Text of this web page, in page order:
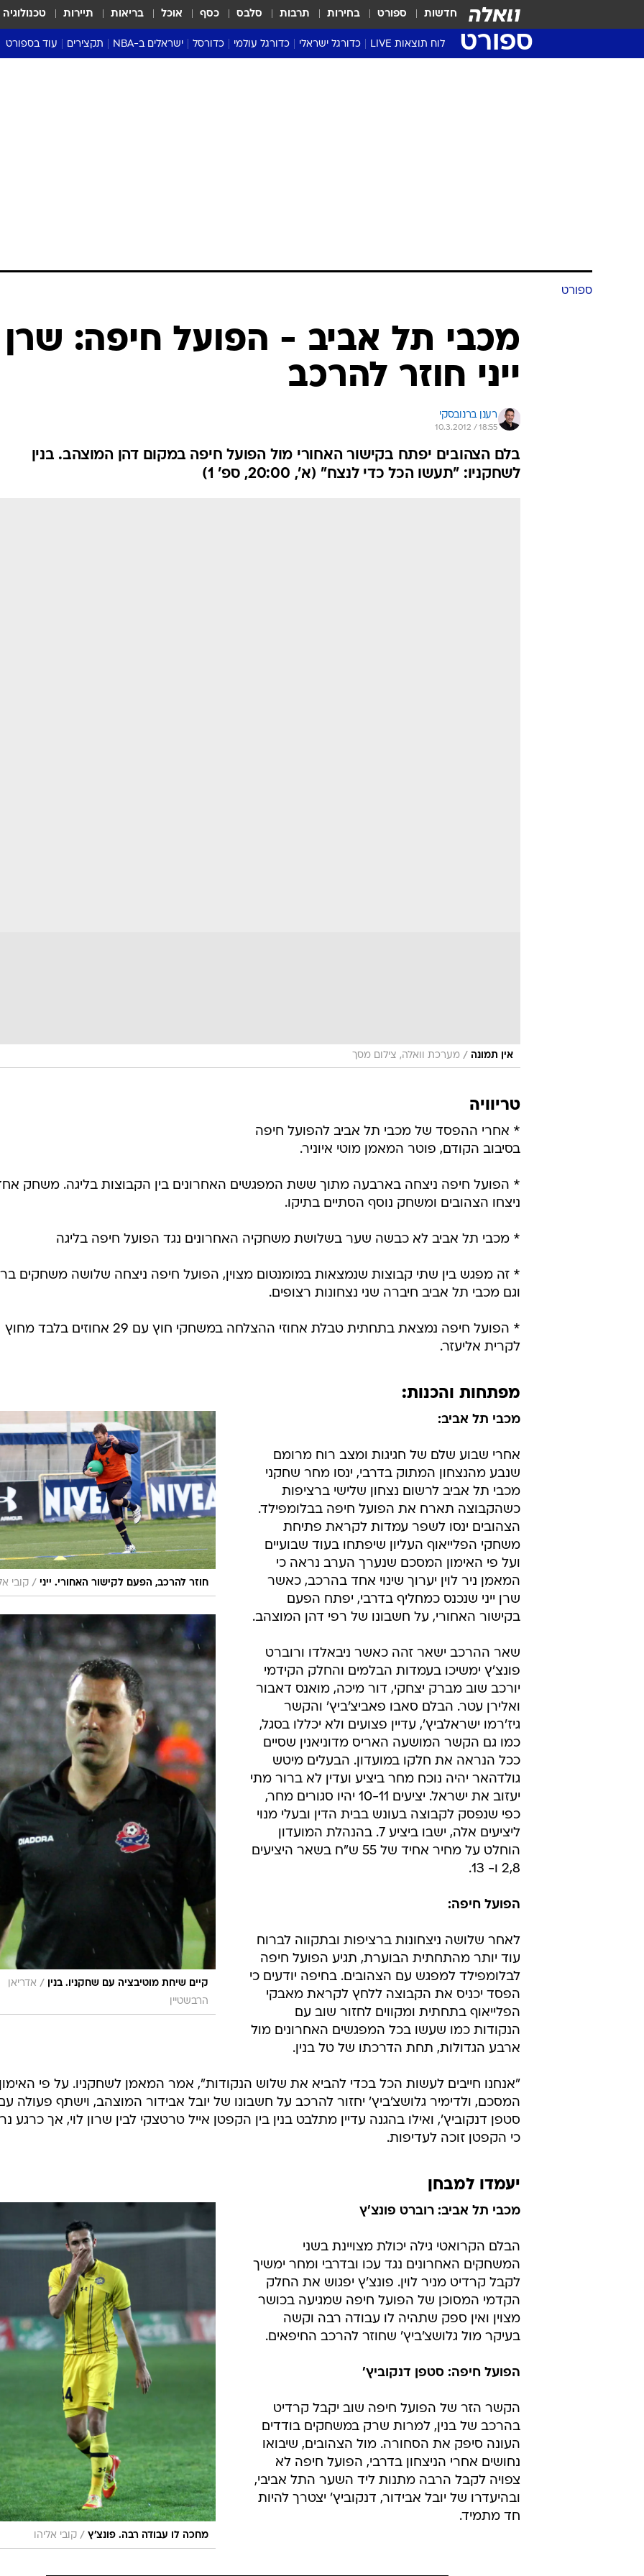
חדשות ספורט בחירות תרבות סלבס כסף אוכל בריאות תיירות טכנולוגיה
ספורט לוח תוצאות LIVE כדורגל ישראלי כדורגל עולמי כדורסל ישראלים ב-NBA תקצירים עוד בספורט
ענפים נוספים
לוח שידורים
ספורט
מכבי תל אביב - הפועל חיפה: שרן
ייני חוזר להרכב
רענן ברנובסקי
10.3.2012 / 18:55
בלם הצהובים יפתח בקישור האחורי מול הפועל חיפה במקום דהן המוצהב. בנין
לשחקניו: "תעשו הכל כדי לנצח" (א', 20:00, ספ' 1)
אין תמונה / מערכת וואלה, צילום מסך
טריוויה
* אחרי ההפסד של מכבי תל אביב להפועל חיפה
בסיבוב הקודם, פוטר המאמן מוטי איוניר.
* הפועל חיפה ניצחה בארבעה מתוך ששת המפגשים האחרונים בין הקבוצות בליגה. משחק
ניצחו הצהובים ומשחק נוסף הסתיים בתיקו.
* מכבי תל אביב לא כבשה שער בשלושת משחקיה האחרונים נגד הפועל חיפה בליגה
* זה מפגש בין שתי קבוצות שנמצאות במומנטום מצוין, הפועל חיפה ניצחה שלושה משחקים
וגם מכבי תל אביב חיברה שני נצחונות רצופים.
* הפועל חיפה נמצאת בתחתית טבלת אחוזי ההצלחה במשחקי חוץ עם 29 אחוזים בלבד מחוץ
לקרית אליעזר.
מפתחות והכנות:
חוזר להרכב, הפעם לקישור האחורי. ייני / קובי
קיים שיחת מוטיבציה עם שחקניו. בנין / אדריאן
הרבשטיין
מכבי תל אביב:
אחרי שבוע שלם של חגיגות ומצב רוח מרומם
שנבע מהנצחון המתוק בדרבי, ינסו מחר שחקני
מכבי תל אביב לרשום נצחון שלישי ברציפות
כשהקבוצה תארח את הפועל חיפה בבלומפילד.
הצהובים ינסו לשפר עמדות לקראת פתיחת
משחקי הפלייאוף העליון שיפתחו בעוד שבועיים
ועל פי האימון המסכם שנערך הערב נראה כי
המאמן ניר לוין יערוך שינוי אחד בהרכב, כאשר
שרן ייני שנכנס כמחליף בדרבי, יפתח הפעם
בקישור האחורי, על חשבונו של רפי דהן המוצהב.
שאר ההרכב ישאר זהה כאשר ניבאלדו ורוברט
פונצ'ץ ימשיכו בעמדות הבלמים והחלק הקידמי
יורכב שוב מברק יצחקי, דור מיכה, מואנס דאבור
ואלירן עטר. הבלם סאבו פאביצ'ביץ' והקשר
גיז'רמו ישראלביץ', עדיין פצועים ולא יכללו בסגל,
כמו גם הקשר המושעה האריס מדוניאנין שסיים
ככל הנראה את חלקו במועדון. הבעלים מיטש
גולדהאר יהיה נוכח מחר ביציע ועדין לא ברור מתי
יעזוב את ישראל. יציעים 10-11 יהיו סגורים מחר,
כפי שנפסק לקבוצה בעונש בבית הדין ובעלי מנוי
ליציעים אלה, ישבו ביציע 7. בהנהלת המועדון
הוחלט על מחיר אחיד של 55 ש"ח בשאר היציעים
2,8 ו- 13.
הפועל חיפה:
לאחר שלושה ניצחונות ברציפות ובתקווה לברוח
עוד יותר מהתחתית הבוערת, תגיע הפועל חיפה
לבלומפילד למפגש עם הצהובים. בחיפה יודעים כי
הפסד יכניס את הקבוצה ללחץ לקראת מאבקי
הפלייאוף בתחתית ומקווים לחזור שוב עם
הנקודות כמו שעשו בכל המפגשים האחרונים מול
ארבע הגדולות, תחת הדרכתו של טל בנין.
"אנחנו חייבים לעשות הכל בכדי להביא את שלוש הנקודות", אמר המאמן לשחקניו. על פי
המסכם, ולדימיר גלושצ'ביץ' יחזור להרכב על חשבונו של יובל אבידור המוצהב, וישתף פעולה
סטפן דנקוביץ', ואילו בהגנה עדיין מתלבט בנין בין הקפטן אייל טרטצקי לבין שרון לוי, אך כרגע
כי הקפטן זוכה לעדיפות.
יעמדו למבחן
מחכה לו עבודה רבה. פונצ'ץ / קובי אליהו
מכבי תל אביב: רוברט פונצ'ץ
הבלם הקרואטי גילה יכולת מצויינת בשני
המשחקים האחרונים נגד עכו ובדרבי ומחר ימשיך
לקבל קרדיט מניר לוין. פונצ'ץ יפגוש את החלק
הקדמי המסוכן של הפועל חיפה שמגיעה בכושר
מצוין ואין ספק שתהיה לו עבודה רבה וקשה
בעיקר מול גלושצ'ביץ' שחוזר להרכב החיפאים.
הפועל חיפה: סטפן דנקוביץ'
הקשר הזר של הפועל חיפה שוב יקבל קרדיט
בהרכב של בנין, למרות שרק במשחקים בודדים
העונה סיפק את הסחורה. מול הצהובים, שיבואו
נחושים אחרי הניצחון בדרבי, הפועל חיפה לא
צפויה לקבל הרבה מתנות ליד השער התל אביבי,
ובהיעדרו של יובל אבידור, דנקוביץ' יצטרך להיות
חד מתמיד.